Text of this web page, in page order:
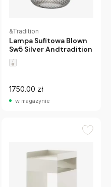
&Tradition
Lampa Sufitowa Blown
Sw5 Silver Andtradition
1750.00 zł
w magazynie